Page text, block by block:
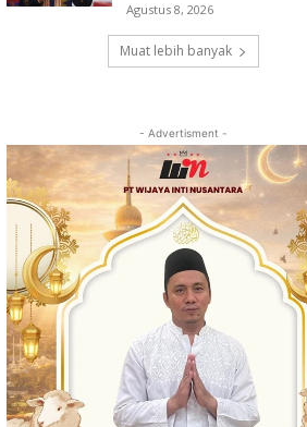
Agustus 8, 2026
Muat lebih banyak
- Advertisment -